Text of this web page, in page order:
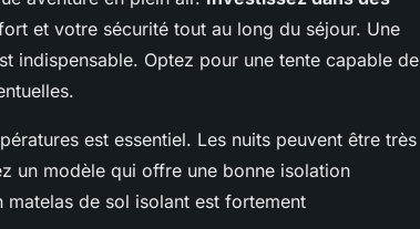
et votre sécurité tout au long du séjour. Une
indispensable. Optez pour une tente capable de
est essentiel. Les nuits peuvent être très
un modèle qui offre une bonne isolation
de sol isolant est fortement